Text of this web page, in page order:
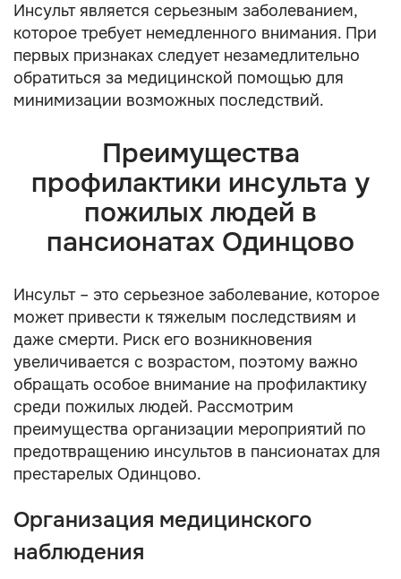
Инсульт является серьезным заболеванием,
которое требует немедленного внимания. При
первых признаках следует незамедлительно
обратиться за медицинской помощью для
минимизации возможных последствий.
Преимущества
профилактики инсульта у
пожилых людей в
пансионатах Одинцово
Инсульт – это серьезное заболевание, которое
может привести к тяжелым последствиям и
даже смерти. Риск его возникновения
увеличивается с возрастом, поэтому важно
обращать особое внимание на профилактику
среди пожилых людей. Рассмотрим
преимущества организации мероприятий по
предотвращению инсультов в пансионатах для
престарелых Одинцово.
Организация медицинского
наблюдения